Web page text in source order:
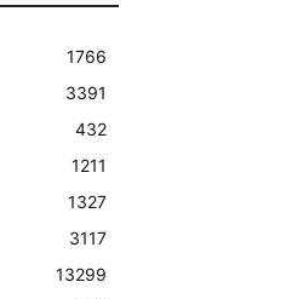
1766
3391
432
1211
1327
3117
13299